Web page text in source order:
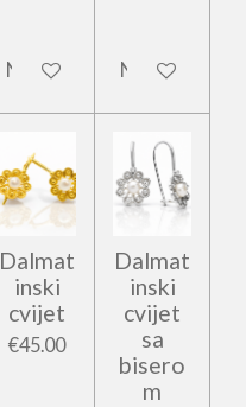
Notify me when available
Notify me
Dalmat
inski
cvijet
€45.00
Dalmat
inski
cvijet
sa
bisero
m